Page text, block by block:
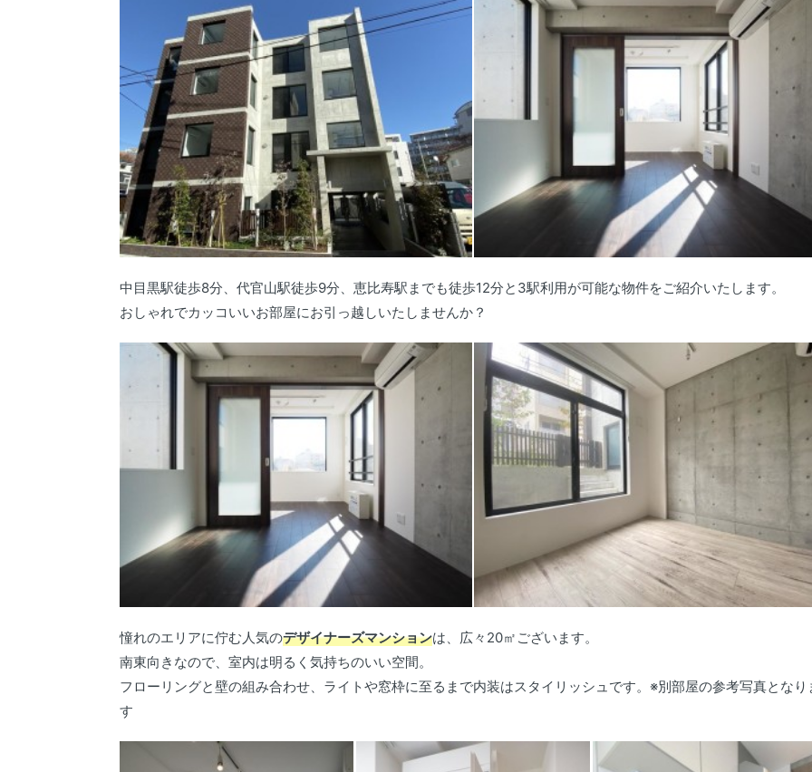
中目黒駅徒歩8分、代官山駅徒歩9分、恵比寿駅までも徒歩12分と3駅利用が可能な物件をご紹介いたします。
おしゃれでカッコいいお部屋にお引っ越しいたしませんか？
憧れのエリアに佇む人気のデザイナーズマンションは、広々20㎡ございます。
南東向きなので、室内は明るく気持ちのいい空間。
フローリングと壁の組み合わせ、ライトや窓枠に至るまで内装はスタイリッシュです。※別部屋の参考写真となり
す